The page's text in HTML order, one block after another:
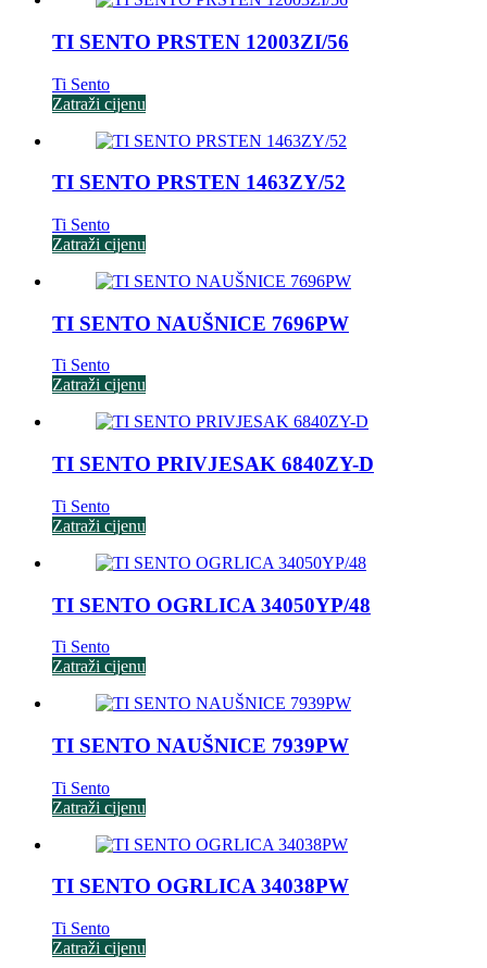
TI SENTO PRSTEN 12003ZI/56
Ti Sento
Zatraži cijenu
TI SENTO PRSTEN 1463ZY/52
Ti Sento
Zatraži cijenu
TI SENTO NAUŠNICE 7696PW
Ti Sento
Zatraži cijenu
TI SENTO PRIVJESAK 6840ZY-D
Ti Sento
Zatraži cijenu
TI SENTO OGRLICA 34050YP/48
Ti Sento
Zatraži cijenu
TI SENTO NAUŠNICE 7939PW
Ti Sento
Zatraži cijenu
TI SENTO OGRLICA 34038PW
Ti Sento
Zatraži cijenu